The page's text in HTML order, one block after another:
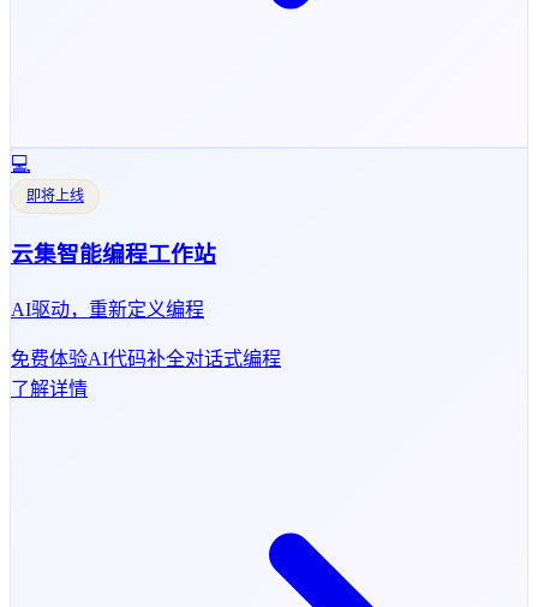
💻
即将上线
云集智能编程工作站
AI驱动，重新定义编程
免费体验AI代码补全对话式编程
了解详情